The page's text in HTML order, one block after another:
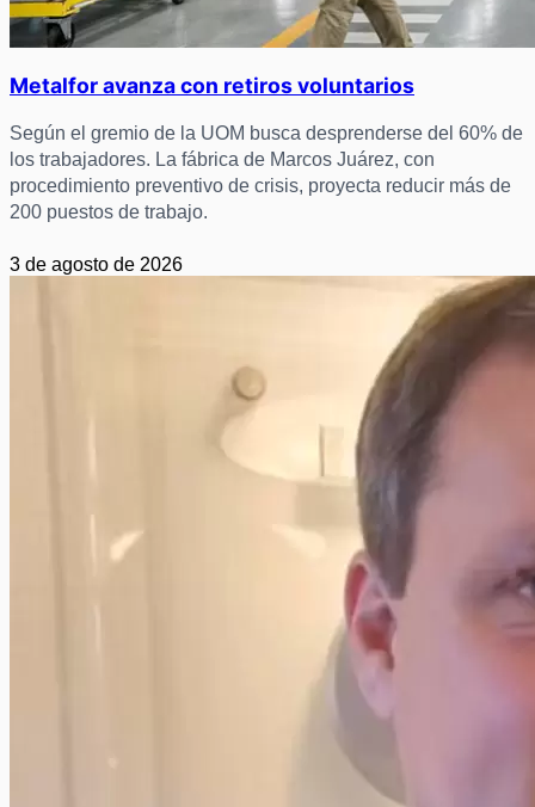
Metalfor avanza con retiros voluntarios
Según el gremio de la UOM busca desprenderse del 60% de
los trabajadores. La fábrica de Marcos Juárez, con
procedimiento preventivo de crisis, proyecta reducir más de
200 puestos de trabajo.
3 de agosto de 2026